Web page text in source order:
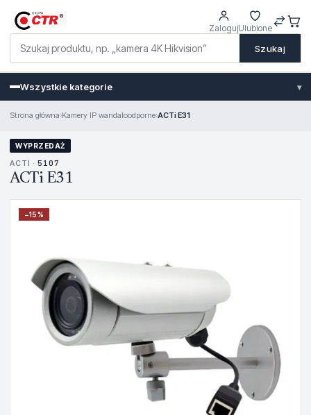
Szukaj
ZalogujUlubione
Wszystkie kategorie ▾
Strona główna›Kamery IP wandaloodporne›ACTi E31
WYPRZEDAŻ
ACTI · 5107
ACTi E31
−15%